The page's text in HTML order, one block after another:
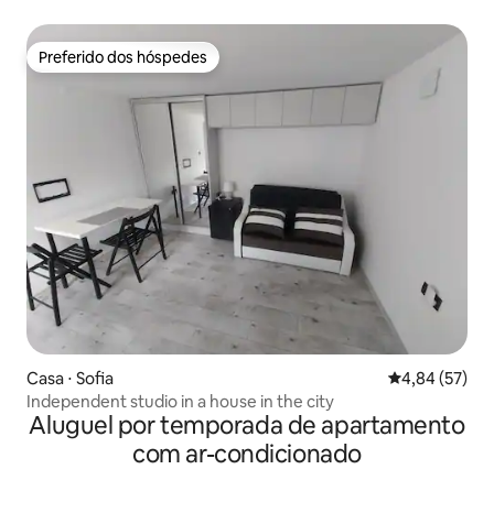
Preferido dos hóspedes
Preferido dos hóspedes
Casa ⋅ Sofia 4,84 de uma
4,84 (57)
Independent studio in a house in the city
Aluguel por temporada de apartamento
com ar-condicionado